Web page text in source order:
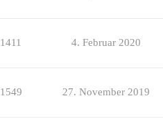
1411 4. Februar 2020
1549 27. November 2019